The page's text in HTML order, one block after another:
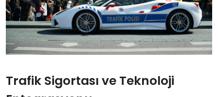
Trafik Sigortası ve Teknoloji